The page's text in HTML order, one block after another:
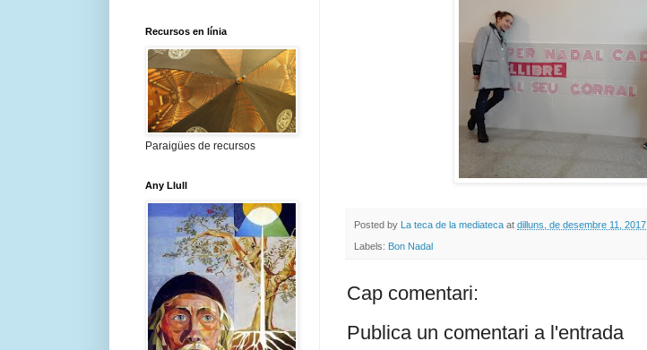
Posted by La teca de la mediateca at dilluns, de desembre 11, 2017
Labels: Bon Nadal
Cap comentari:
Publica un comentari a l'entrada
Recursos en línia
Paraigües de recursos
Any Llull